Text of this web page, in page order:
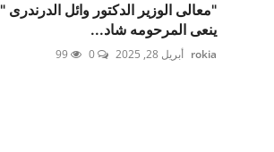
"معالى الوزير الدكتور وائل الدرندرى "
ينعى المرحومه شاد...
rokia أبريل 28, 2025